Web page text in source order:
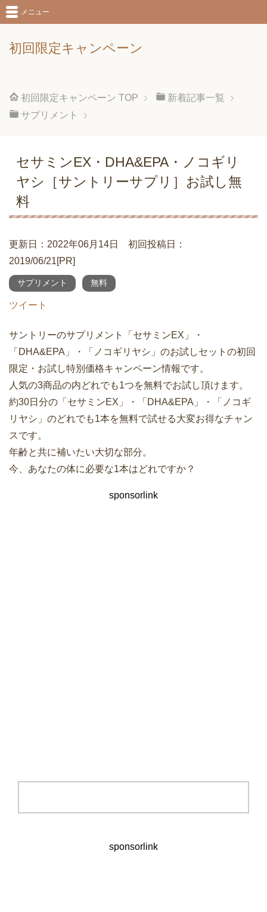
初回限定キャンペーン
メニュー
初回限定キャンペーン TOP
新着記事一覧
サプリメント
セサミンEX・DHA&EPA・ノコギリ
ヤシ［サントリーサプリ］お試し無
料
更新日：2022年06月14日 初回投稿日：
2019/06/21[PR]
サプリメント 無料
ツイート
サントリーのサプリメント「セサミンEX」・
「DHA&EPA」・「ノコギリヤシ」のお試しセットの初回
限定・お試し特別価格キャンペーン情報です。
人気の3商品の内どれでも1つを無料でお試し頂けます。
約30日分の「セサミンEX」・「DHA&EPA」・「ノコギ
リヤシ」のどれでも1本を無料で試せる大変お得なチャン
スです。
年齢と共に補いたい大切な部分。
今、あなたの体に必要な1本はどれですか？
sponsorlink
sponsorlink